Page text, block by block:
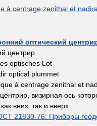
à centrage zenithal et
оптический
центрир
optisches Lot
optical plummet
à centrage zenithal et
визирная ось
вниз, так и вверх
21830-76: Приборы